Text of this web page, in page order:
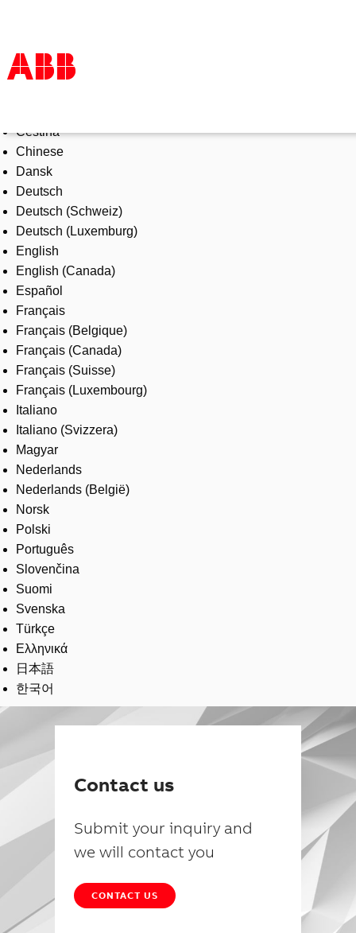
Products & Solutions
Industries
Services
About us
Where to buy
Contact us
Careers
Čeština
Chinese
Dansk
Deutsch
Deutsch (Schweiz)
Deutsch (Luxemburg)
English
English (Canada)
Español
Français
Français (Belgique)
Français (Canada)
Français (Suisse)
Français (Luxembourg)
Italiano
Italiano (Svizzera)
Magyar
Nederlands
Nederlands (België)
Norsk
Polski
Português
Slovenčina
Suomi
Svenska
Türkçe
Ελληνικά
日本語
한국어
Contact us
Submit your inquiry and
we will contact you
CONTACT US